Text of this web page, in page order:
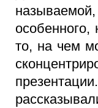
особенного,
то, на чем